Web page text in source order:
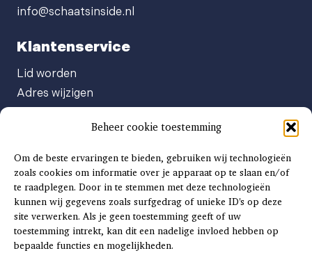
Beheer cookie toestemming
Om de beste ervaringen te bieden, gebruiken wij technologieën
zoals cookies om informatie over je apparaat op te slaan en/of
te raadplegen. Door in te stemmen met deze technologieën
kunnen wij gegevens zoals surfgedrag of unieke ID's op deze
site verwerken. Als je geen toestemming geeft of uw
toestemming intrekt, kan dit een nadelige invloed hebben op
bepaalde functies en mogelijkheden.
info@schaatsinside.nl
Klantenservice
Lid worden
Adres wijzigen
Abonnement opzeggen
Afgeven automatische incasso
Factuur betalen
Klachtenformulier
Overige vragen
Adverteren